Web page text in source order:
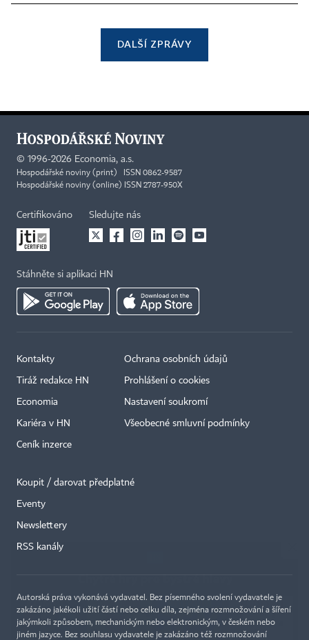
DALŠÍ ZPRÁVY
© 1996-2026 Economia, a.s.
Hospodářské noviny (print) ISSN 0862-9587
Hospodářské noviny (online) ISSN 2787-950X
Certifikováno Sledujte nás
Stáhněte si aplikaci HN
Kontakty
Tiráž redakce HN
Economia
Kariéra v HN
Ceník inzerce
Ochrana osobních údajů
Prohlášení o cookies
Nastavení soukromí
Všeobecné smluvní podmínky
Koupit / darovat předplatné
Eventy
Newslettery
RSS kanály
Autorská práva vykonává vydavatel. Bez písemného svolení vydavatele je
zakázáno jakékoli užití částí nebo celku díla, zejména rozmnožování a šíření
jakýmkoli způsobem, mechanickým nebo elektronickým, v českém nebo
jiném jazyce. Bez souhlasu vydavatele je zakázáno též rozmnožování